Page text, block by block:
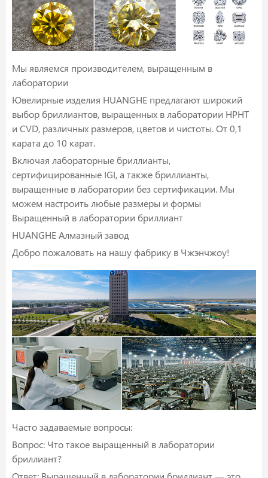
Мы являемся производителем, выращенным в
лаборатории
Ювелирные изделия HUANGHE предлагают широкий
выбор бриллиантов, выращенных в лаборатории HPHT
и CVD, различных размеров, цветов и чистоты. От 0,1
карата до 10 карат.
Включая лабораторные бриллианты,
сертифицированные IGI, а также бриллианты,
выращенные в лаборатории без сертификации. Мы
можем настроить любые размеры и формы
Выращенный в лаборатории бриллиант
HUANGHE Алмазный завод
Добро пожаловать на нашу фабрику в Чжэнчжоу!
Часто задаваемые вопросы:
Вопрос: Что такое выращенный в лаборатории
бриллиант?